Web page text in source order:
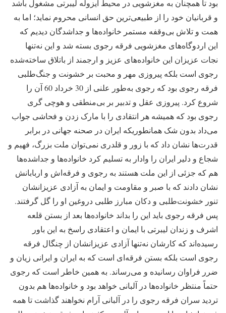
بود تا همچنان به مغزشویی در محیط ایزوله لیبرتی مشغول باشد
و قربانیان خود را از طبیعی‌ترین حق انسانی محروم نماید؛ اما به
همت و تلاش بی‌وقفه مستمر خانواده‌ها و جداشدگان دیدیم که
این اردوگاه‌های مغزشویی فرقه رجوی بسته شد و این نه‌تنها
نجات عزیزان این خانواده‌های عزیز و ارجمند از باتلاق ساخته‌شده
رجوی است بلکه پیروزی مهر و محبت بر خشونت و جنگ‌طلبی
فرقه رجوی بود که رجوی به‌طور علنی از 30 خرداد 60 آن را
شروع کرد. پیروزی عقل و تدبیر بر بی‌منطقی و هوچی گری
رجوی بود که همیشه هر انتقادی را با مارک زدن و فحاشی جواب
می‌داد بدون شک همانطوریکه ایران در صحنه جهانی در برابر
قدرت‌ها نشان داد که با زور و قلدری نمی‌توان ملت بزرگ، فهیم و
شجاع و دلیر ایران را وادار به تسلیم کرد خانواده‌ها و جداشده‌ها
هم که جزئی از این ملت هستند به رجوی و فرقه‌اش و اربابانش
نشان دادند که با صبر و مقاومت و ایمان به آزادی عزیزانشان
تنور خشونت‌طلبی و دکان مبارز طلبی دروغین او را گل گرفتند.
پس فرقه رجوی باید این را بداند خانواده‌ها بعد از بستن قلعه
اشرف و زندان لیبرتی با ایمان و اعتقادی راسخ به این باور
رسیده‌اند که کارشان نه‌تنها آزادی عزیزانشان از چنگال فرقه
رجوی است بلکه بستن فرقه‌ای است که به ایران و ایرانی زیان و
ضرر فراوان رسانیده و می‌رساند. به همین خاطر است که رجوی
حتماً منتظر خانواده‌ها در آلبانی خواهد بود و خانواده‌ها هم بدون
تردید سران فرقه رجوی را در آلبانی آرام نخواهند گذاشت تا همه